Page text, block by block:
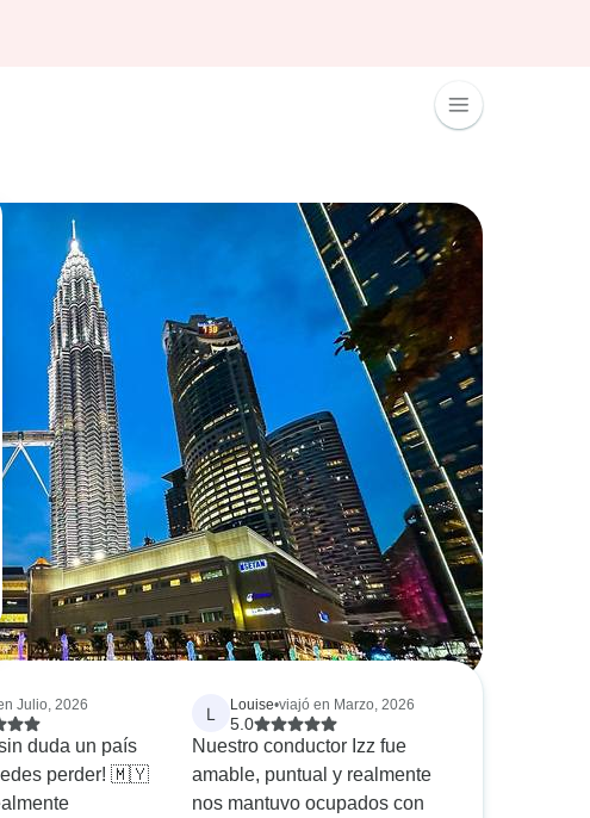
Julio, 2026
duda un país
perder! 🇲🇾
L Louise•viajó en Marzo, 2026
5.0
Nuestro conductor Izz fue
amable, puntual y realmente
nos mantuvo ocupados con